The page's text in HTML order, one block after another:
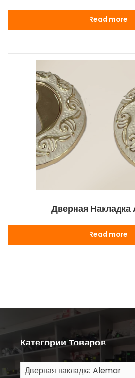
Read more
Дверная
Read more
Категории Товаров
Дверная накладка Alemar